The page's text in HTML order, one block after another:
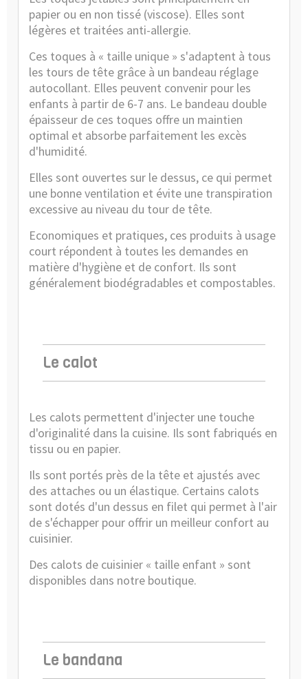
papier ou en non tissé (viscose). Elles sont
légères et traitées anti-allergie.
Ces toques à « taille unique » s'adaptent à tous
les tours de tête grâce à un bandeau réglage
autocollant. Elles peuvent convenir pour les
enfants à partir de 6-7 ans. Le bandeau double
épaisseur de ces toques offre un maintien
optimal et absorbe parfaitement les excès
d'humidité.
Elles sont ouvertes sur le dessus, ce qui permet
une bonne ventilation et évite une transpiration
excessive au niveau du tour de tête.
Economiques et pratiques, ces produits à usage
court répondent à toutes les demandes en
matière d'hygiène et de confort. Ils sont
généralement biodégradables et compostables.
Le calot
Les calots permettent d'injecter une touche
d'originalité dans la cuisine. Ils sont fabriqués en
tissu ou en papier.
Ils sont portés près de la tête et ajustés avec
des attaches ou un élastique. Certains calots
sont dotés d'un dessus en filet qui permet à l'air
de s'échapper pour offrir un meilleur confort au
cuisinier.
Des calots de cuisinier « taille enfant » sont
disponibles dans notre boutique.
Le bandana